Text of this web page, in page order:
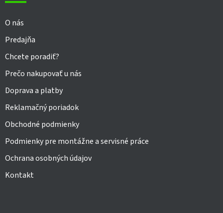
O nás
Predajňa
Chcete poradiť?
Prečo nakupovať u nás
Doprava a platby
Reklamačný poriadok
Obchodné podmienky
Podmienky pre montážne a servisné práce
Ochrana osobných údajov
Kontakt